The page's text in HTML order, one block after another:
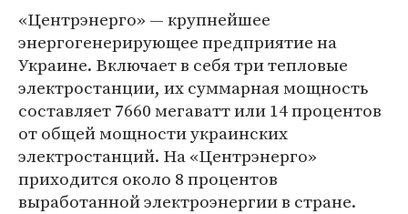
«Центрэнерго» — крупнейшее
энергогенерирующее предприятие на
Украине. Включает в себя три тепловые
электростанции, их суммарная мощность
составляет 7660 мегаватт или 14 процентов
от общей мощности украинских
электростанций. На «Центрэнерго»
приходится около 8 процентов
выработанной электроэнергии в стране.